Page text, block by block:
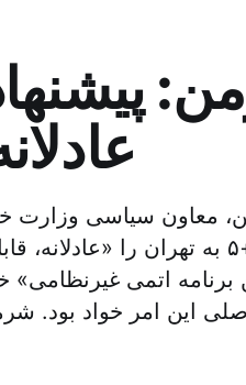
معاون سیاسی وزارت
اعضای ۱+۵ به تهران را
برنامه اتمی غیرنظامی»
این امر خواد بود.